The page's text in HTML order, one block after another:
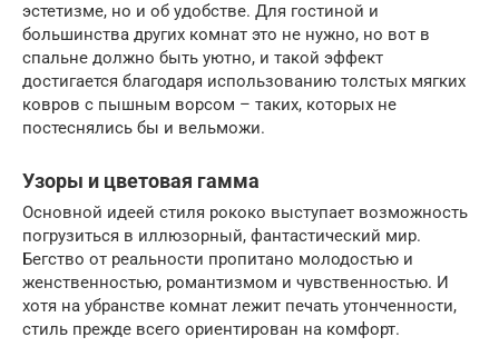
эстетизме, но и об удобстве. Для гостиной и
большинства других комнат это не нужно, но вот в
спальне должно быть уютно, и такой эффект
достигается благодаря использованию толстых мягких
ковров с пышным ворсом – таких, которых не
постеснялись бы и вельможи.
Узоры и цветовая гамма
Основной идеей стиля рококо выступает возможность
погрузиться в иллюзорный, фантастический мир.
Бегство от реальности пропитано молодостью и
женственностью, романтизмом и чувственностью. И
хотя на убранстве комнат лежит печать утонченности,
стиль прежде всего ориентирован на комфорт.